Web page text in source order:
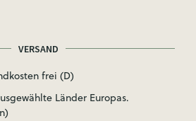
VERSAND
frei (D)
Länder Europas.